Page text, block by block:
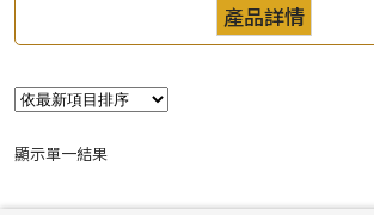
產品詳情
查詢以下產品
顯示單一結果